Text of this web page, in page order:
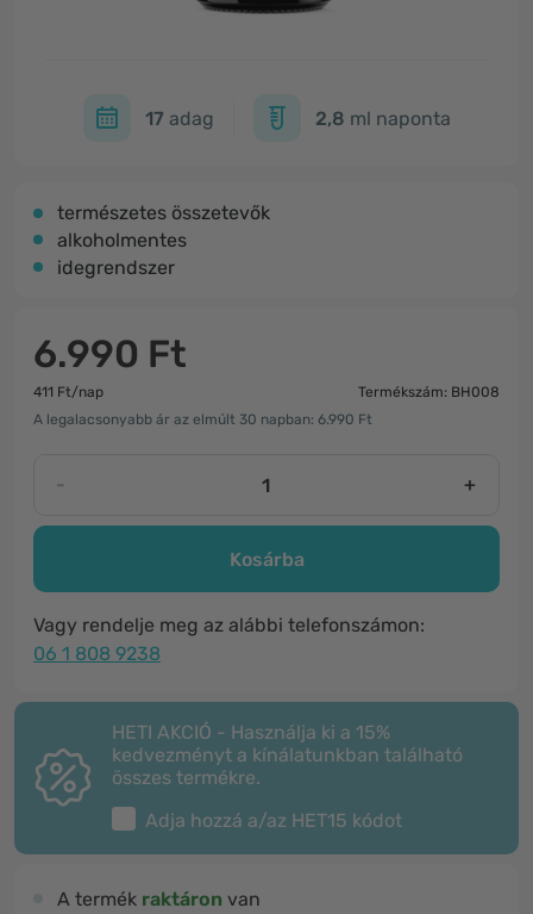
17 adag 2,8 ml naponta
természetes összetevők
alkoholmentes
idegrendszer
6.990 Ft
411 Ft/nap
Termékszám: BH008
A legalacsonyabb ár az elmúlt 30 napban: 6.990 Ft
- +
Kosárba
Vagy rendelje meg az alábbi telefonszámon:
06 1 808 9238
HETI AKCIÓ - Használja ki a 15%
kedvezményt a kínálatunkban található
összes termékre.
Adja hozzá a/az HET15 kódot
A termék raktáron van